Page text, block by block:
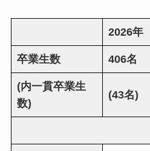
2026年
卒業生数 406名
(内一貫卒業生
数)
(43名)